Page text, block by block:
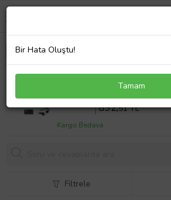
Hp G72-a04SG Notebook
Sepette %10 İndirim
892,51 TL
Kargo Bedava
Filtrele
Bir Hata Oluştu!
Tamam